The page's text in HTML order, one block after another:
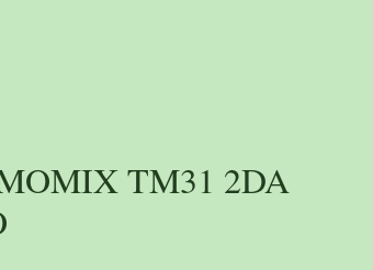
TM31 2DA